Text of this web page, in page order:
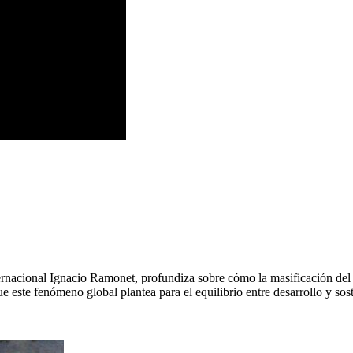
Ignacio Ramonet, profundiza sobre cómo la masificación
este fenómeno global plantea para el equilibrio entre desarrollo y